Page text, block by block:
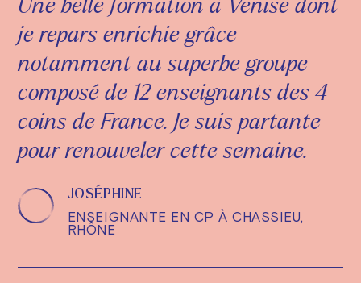
Une belle formation à Venise dont
je repars enrichie grâce
notamment au superbe groupe
composé de 12 enseignants des 4
coins de France. Je suis partante
pour renouveler cette semaine.
JOSÉPHINE
ENSEIGNANTE EN CP À CHASSIEU,
RHÔNE